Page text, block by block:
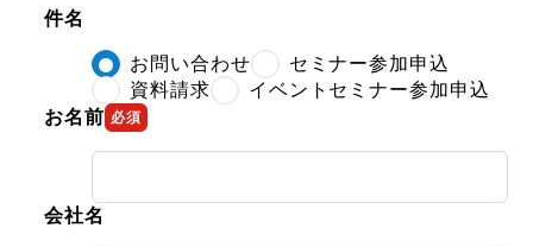
件名
お問い合わせ
セミナー参加申込
資料請求
イベントセミナー参加申込
お名前 必須
会社名